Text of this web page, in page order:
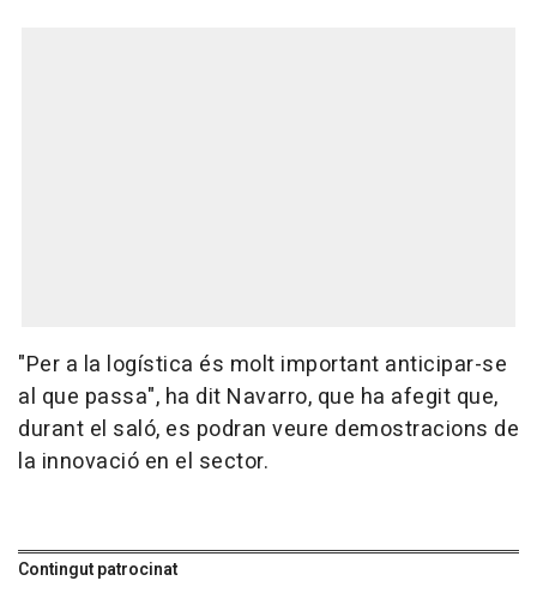
"Per a la logística és molt important anticipar-se
al que passa", ha dit Navarro, que ha afegit que,
durant el saló, es podran veure demostracions de
la innovació en el sector.
Contingut patrocinat